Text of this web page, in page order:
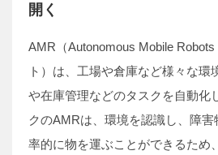
開く
AMR（Autonomous Mobile
ト）は、工場や倉庫など様々な環
や在庫管理などのタスクを自動化
クのAMRは、環境を認識し、障
率的に物を運ぶことができるため